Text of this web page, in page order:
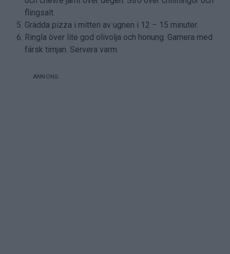
flingsalt.
Grädda pizza i mitten av ugnen i 12 – 15 minuter.
Ringla över lite god olivolja och honung. Garnera med
färsk timjan. Servera varm.